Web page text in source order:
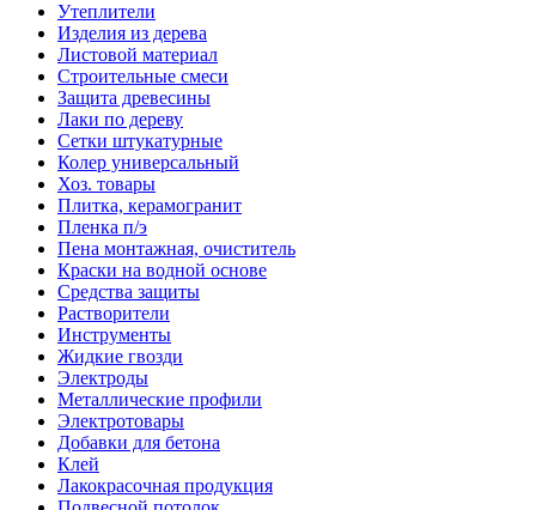
Утеплители
Изделия из дерева
Листовой материал
Строительные смеси
Защита древесины
Лаки по дереву
Сетки штукатурные
Колер универсальный
Хоз. товары
Плитка, керамогранит
Пленка п/э
Пена монтажная, очиститель
Краски на водной основе
Средства защиты
Растворители
Инструменты
Жидкие гвозди
Электроды
Металлические профили
Электротовары
Добавки для бетона
Клей
Лакокрасочная продукция